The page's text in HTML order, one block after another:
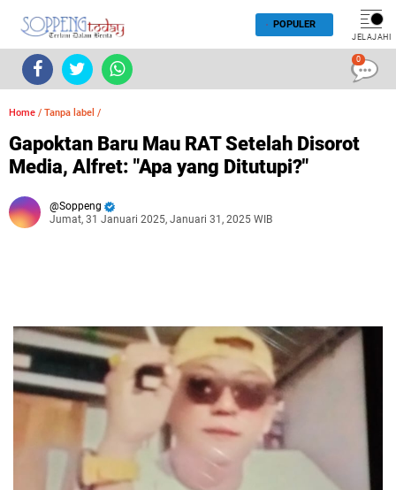
POPULER
JELAJAHI
Home / Tanpa label /
Gapoktan Baru Mau RAT Setelah Disorot
Media, Alfret: "Apa yang Ditutupi?"
Soppeng
Jumat, 31 Januari 2025, Januari 31, 2025 WIB
0